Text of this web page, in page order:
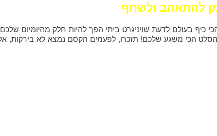
להתאהב ולשתף
בעולם לדעת שויניגרט ביתי הפך להיות חלק מהיומיום
הכי משגע שלכם! תזכרו, לפעמים הקסם נמצא לא בירקות,